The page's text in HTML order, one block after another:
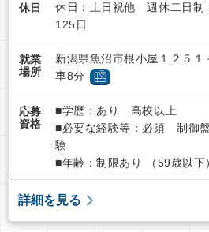
休日
休日：土日祝他 週休二日制
125日
就業
場所
新潟県魚沼市根小屋１２５
車8分
応募
資格
■学歴：あり 高校以上
■必要な経験等：必須 制御
験
■年齢：制限あり （59歳以下
詳細を見る